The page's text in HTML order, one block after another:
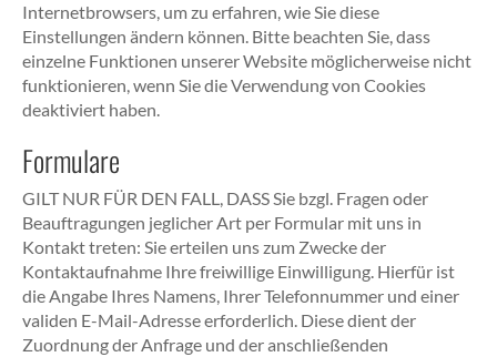
Internetbrowsers, um zu erfahren, wie Sie diese
Einstellungen ändern können. Bitte beachten Sie, dass
einzelne Funktionen unserer Website möglicherweise nicht
funktionieren, wenn Sie die Verwendung von Cookies
deaktiviert haben.
Formulare
GILT NUR FÜR DEN FALL, DASS Sie bzgl. Fragen oder
Beauftragungen jeglicher Art per Formular mit uns in
Kontakt treten: Sie erteilen uns zum Zwecke der
Kontaktaufnahme Ihre freiwillige Einwilligung. Hierfür ist
die Angabe Ihres Namens, Ihrer Telefonnummer und einer
validen E-Mail-Adresse erforderlich. Diese dient der
Zuordnung der Anfrage und der anschließenden